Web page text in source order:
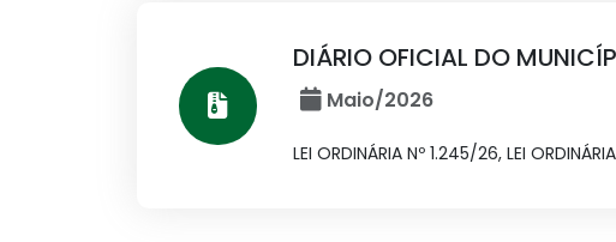
DIÁRIO OFICIAL DO
Maio/2026
LEI ORDINÁRIA Nº 1.245/26, LEI